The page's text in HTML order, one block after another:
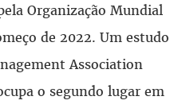
Organização Mundial
de 2022. Um estudo
Association
o segundo lugar em